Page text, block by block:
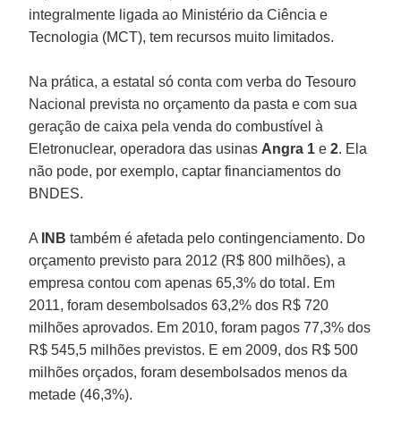
integralmente ligada ao Ministério da Ciência e
Tecnologia (MCT), tem recursos muito limitados.
Na prática, a estatal só conta com verba do Tesouro
Nacional prevista no orçamento da pasta e com sua
geração de caixa pela venda do combustível à
Eletronuclear, operadora das usinas Angra 1e2. Ela
não pode, por exemplo, captar financiamentos do
BNDES.
A INBtambém é afetada pelo contingenciamento. Do
orçamento previsto para 2012 (R$ 800 milhões), a
empresa contou com apenas 65,3% do total. Em
2011, foram desembolsados 63,2% dos R$ 720
milhões aprovados. Em 2010, foram pagos 77,3% dos
R$ 545,5 milhões previstos. E em 2009, dos R$ 500
milhões orçados, foram desembolsados menos da
metade (46,3%).